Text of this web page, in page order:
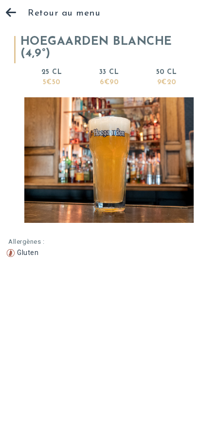
Retour au menu
HOEGAARDEN BLANCHE
(4,9°)
25 CL
5€50
33 CL
6€90
50 CL
9€20
Allergènes :
Gluten